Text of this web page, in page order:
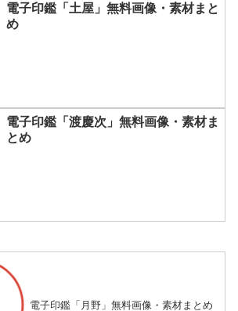
電子印鑑「土屋」無料画像・素材まと
め
電子印鑑「渡慶次」無料画像・素材ま
とめ
電子印鑑「月野」無料画像・素材まとめ